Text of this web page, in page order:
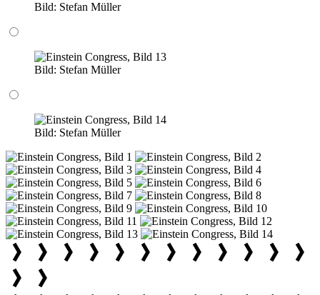
Bild: Stefan Müller
Bild: Stefan Müller
Bild: Stefan Müller